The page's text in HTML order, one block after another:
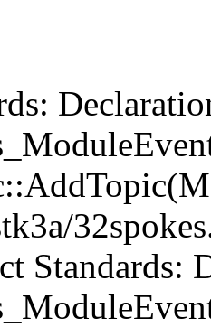
Standards: